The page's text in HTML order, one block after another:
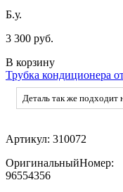
Б.у.
3 300 руб.
В корзину
Трубка кондиционера
Деталь так же
Артикул: 310072
ОригинальныйНомер:
96554356